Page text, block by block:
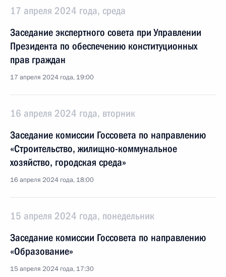
17 апреля 2024 года, среда
Заседание экспертного совета при Управлении
Президента по обеспечению конституционных
прав граждан
17 апреля 2024 года, 19:00
16 апреля 2024 года, вторник
Заседание комиссии Госсовета по направлению
«Строительство, жилищно-коммунальное
хозяйство, городская среда»
16 апреля 2024 года, 18:00
15 апреля 2024 года, понедельник
Заседание комиссии Госсовета по направлению
«Образование»
15 апреля 2024 года, 17:30